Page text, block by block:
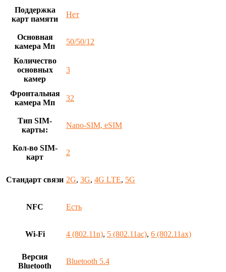
Поддержка
карт памяти
Нет
Основная
камера Мп
50/50/12
Количество
основных
камер
3
Фронтальная
камера Мп
32
Тип SIM-
карты:
Nano-SIM, eSIM
Кол-во SIM-
карт
2
Стандарт связи 2G, 3G, 4G LTE, 5G
NFC Есть
Wi-Fi 4 (802.11n), 5 (802.11ac), 6 (802.11ax)
Версия
Bluetooth
Bluetooth 5.4